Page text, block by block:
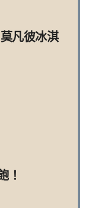
凡彼冰淇
！